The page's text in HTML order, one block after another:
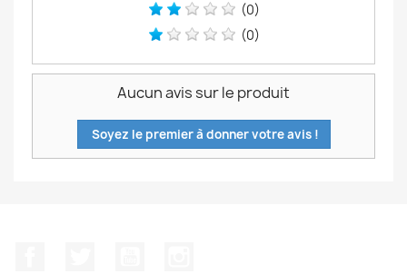
(0)
(0)
Aucun avis sur le produit
Soyez le premier à donner votre avis !